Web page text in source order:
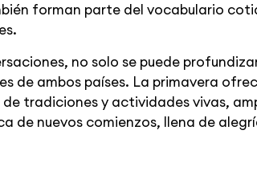
forman parte del vocabulario
no solo se puede
de ambos países. La primavera
tradiciones y actividades vivas,
de nuevos comienzos, llena de